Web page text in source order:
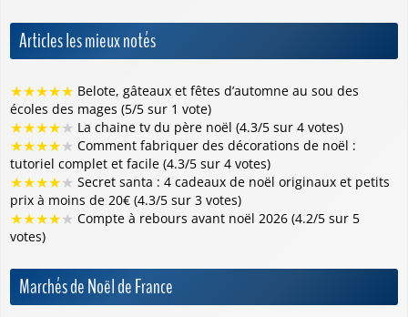
Articles les mieux notés
★★★★★ Belote, gâteaux et fêtes d’automne au sou des
écoles des mages (5/5 sur 1 vote)
★★★★★ La chaine tv du père noël (4.3/5 sur 4 votes)
★★★★★ Comment fabriquer des décorations de noël :
tutoriel complet et facile (4.3/5 sur 4 votes)
★★★★★ Secret santa : 4 cadeaux de noël originaux et petits
prix à moins de 20€ (4.3/5 sur 3 votes)
★★★★★ Compte à rebours avant noël 2026 (4.2/5 sur 5
votes)
Marchés de Noël de France